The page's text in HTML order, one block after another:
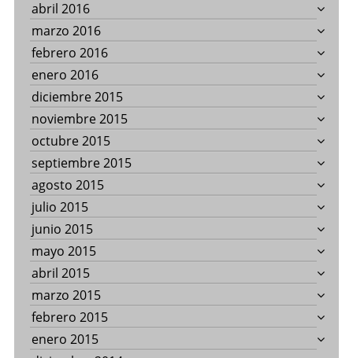
abril 2016
marzo 2016
febrero 2016
enero 2016
diciembre 2015
noviembre 2015
octubre 2015
septiembre 2015
agosto 2015
julio 2015
junio 2015
mayo 2015
abril 2015
marzo 2015
febrero 2015
enero 2015